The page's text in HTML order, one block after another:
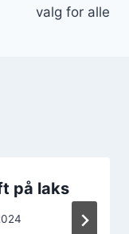
valg for alle
på laks